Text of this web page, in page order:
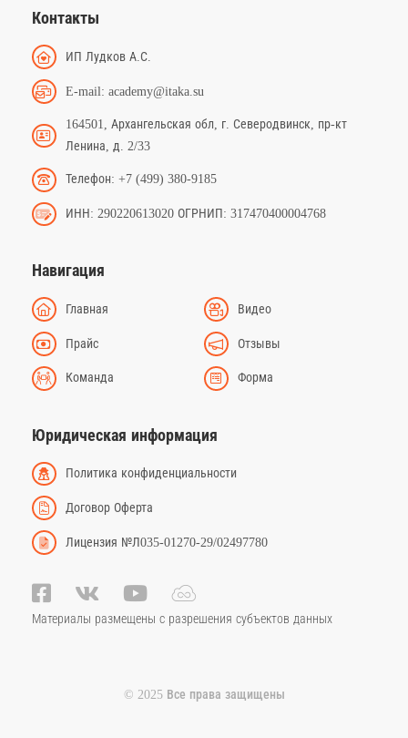
Контакты
ИП Лудков А.С.
E-mail: academy@itaka.su
164501, Архангельская обл, г. Северодвинск, пр-кт
Ленина, д. 2/33
Телефон: +7 (499) 380-9185
ИНН: 290220613020 ОГРНИП: 317470400004768
Навигация
Главная Видео
Прайс Отзывы
Команда Форма
Юридическая информация
Политика конфиденциальности
Договор Оферта
Лицензия №Л035-01270-29/02497780
Материалы размещены с разрешения субъектов данных
© 2025 Все права защищены